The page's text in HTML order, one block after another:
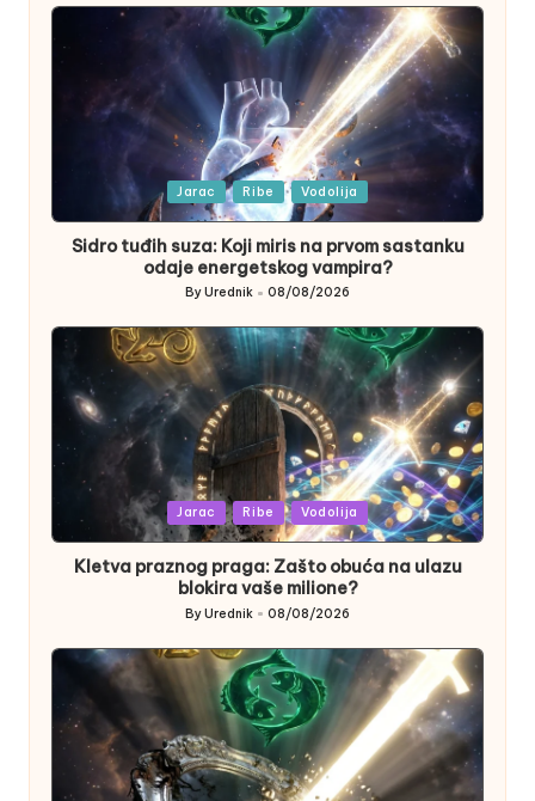
Jarac Ribe Vodolija
Sidro tuđih suza: Koji miris na prvom sastanku
odaje energetskog vampira?
Posted
by
ByUrednik 08/08/2026
Jarac Ribe Vodolija
Kletva praznog praga: Zašto obuća na ulazu
blokira vaše milione?
Posted
ByUrednik 08/08/2026